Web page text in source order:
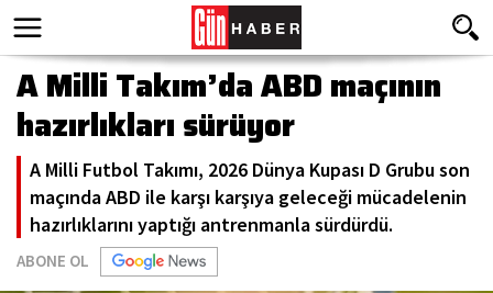
A Milli Takım’da ABD maçının
hazırlıkları sürüyor
A Milli Futbol Takımı, 2026 Dünya Kupası D Grubu son
maçında ABD ile karşı karşıya geleceği mücadelenin
hazırlıklarını yaptığı antrenmanla sürdürdü.
ABONE OL